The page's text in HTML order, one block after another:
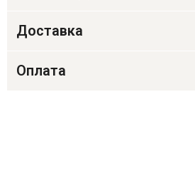
Доставка
Оплата